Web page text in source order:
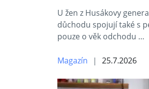
U žen z Husákovy
důchodu spojují také s
pouze o věk odchodu …
Magazín 25.7.2026